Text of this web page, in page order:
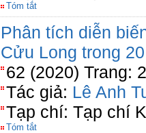
Tóm tắt
Phân tích diễn
Cửu Long trong
62 (2020) Trang:
Tác giả: Lê Anh
Tạp chí: Tạp chí
Tóm tắt